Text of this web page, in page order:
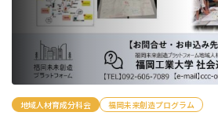
地域人材育成分科会 福岡未来創造プログラム